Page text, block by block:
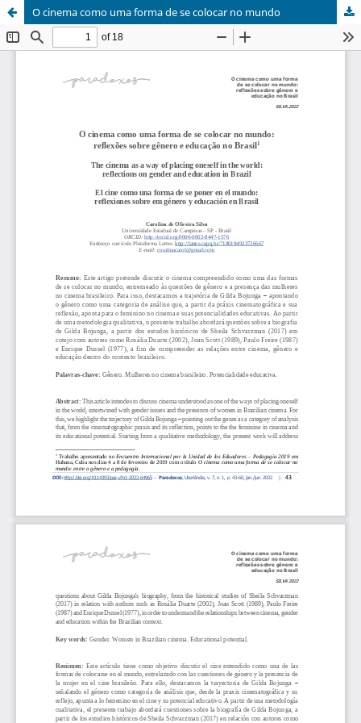
O cinema como uma forma de se colocar no mundo